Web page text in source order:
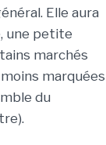
Elle aura
une petite
marchés
marquées
du